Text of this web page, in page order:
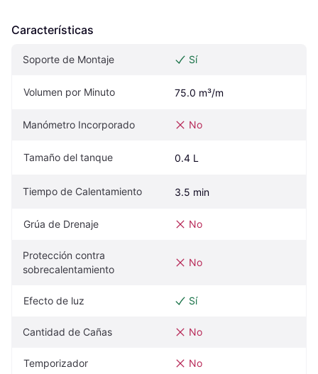
Características
Soporte de Montaje Sí
Volumen por Minuto 75.0 m³/m
Manómetro Incorporado No
Tamaño del tanque 0.4 L
Tiempo de Calentamiento 3.5 min
Grúa de Drenaje No
Protección contra
sobrecalentamiento
No
Efecto de luz Sí
Cantidad de Cañas No
Temporizador No